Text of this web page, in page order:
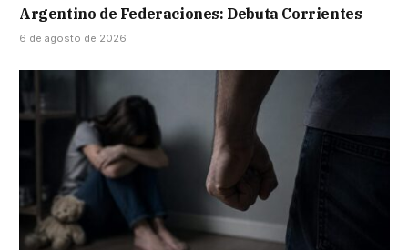
Argentino de Federaciones: Debuta Corrientes
6 de agosto de 2026